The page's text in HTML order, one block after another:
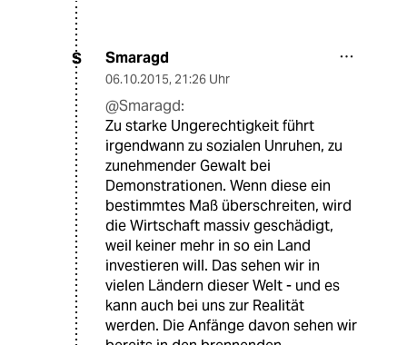
S Smaragd
06.10.2015, 21:26 Uhr
@Smaragd:
Zu starke Ungerechtigkeit führt
irgendwann zu sozialen Unruhen, zu
zunehmender Gewalt bei
Demonstrationen. Wenn diese ein
bestimmtes Maß überschreiten, wird
die Wirtschaft massiv geschädigt,
weil keiner mehr in so ein Land
investieren will. Das sehen wir in
vielen Ländern dieser Welt - und es
kann auch bei uns zur Realität
werden. Die Anfänge davon sehen wir